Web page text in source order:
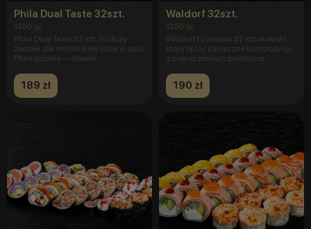
Phila Dual Taste 32szt.
1350 gr.
Phila Dual Taste 32 szt. to duży
zestaw dla miłośników rolek w stylu
Philadelphia — idealn
189 zł
Waldorf 32szt.
1250 gr.
Waldorf to zestaw 32 sztuk sushi,
który łączy klasyczne kompozycje
z nowoczesnym podejście
190 zł